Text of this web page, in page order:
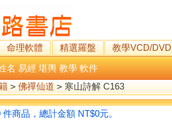
命理軟體 精選羅盤 教學VCD/DVD
名 易經 堪輿 教學 軟件
> 佛禪仙道 > 寒山詩解 C163
商品，總計金額 NT$0元。